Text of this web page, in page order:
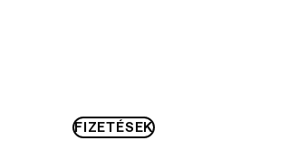
FIZETÉSEK